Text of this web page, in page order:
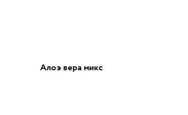
Алоэ вера микс